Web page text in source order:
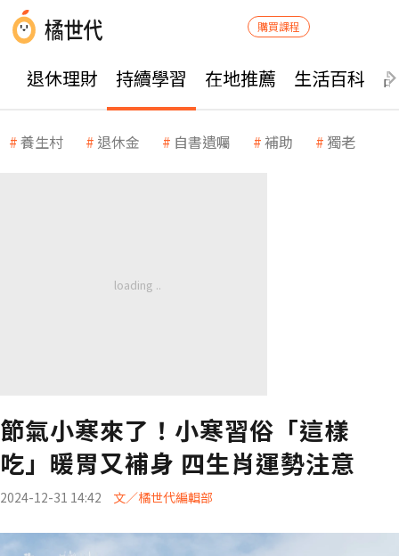
購買課程
退休理財 持續學習 在地推薦 生活百科
養生村 退休金 自書遺囑 補助 獨老
節氣小寒來了！小寒習俗「這樣
吃」暖胃又補身 四生肖運勢注意
2024-12-31 14:42 文／橘世代編輯部